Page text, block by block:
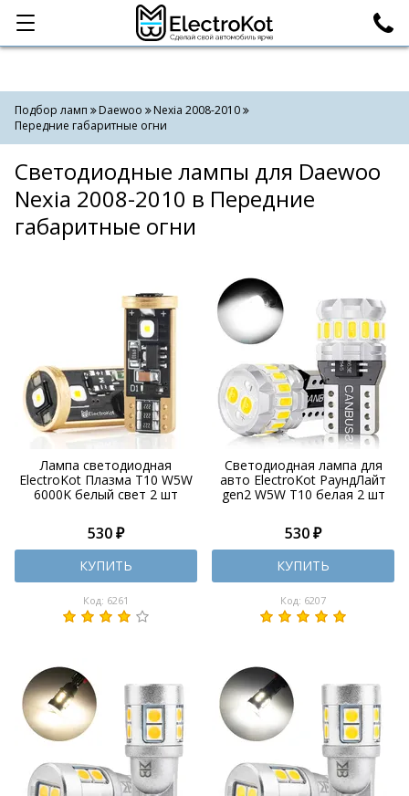
Категории Поиск
Подбор ламп Daewoo
Nexia 2008-2010
Передние габаритные огни
Светодиодные лампы для Daewoo
Nexia 2008-2010 в Передние
габаритные огни
Лампа светодиодная
ElectroKot Плазма T10 W5W
6000K белый свет 2 шт
530 ₽
КУПИТЬ
Код: 6261
Светодиодная лампа для
авто ElectroKot РаундЛайт
gen2 W5W T10 белая 2 шт
530 ₽
КУПИТЬ
Код: 6207